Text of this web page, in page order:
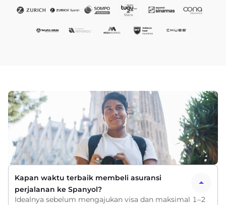
Kapan waktu terbaik membeli asuransi
perjalanan ke Spanyol?
Idealnya sebelum mengajukan visa dan maksimal 1–2